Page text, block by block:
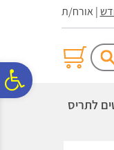
| אורח/ת
לתריס